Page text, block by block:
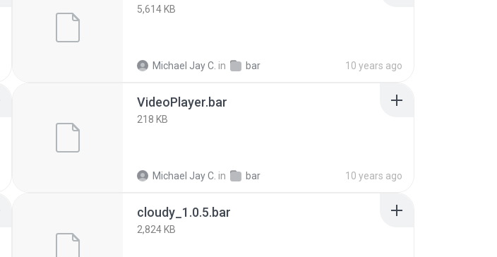
5,614 KB
Michael Jay C. in bar 10 years ago
VideoPlayer.bar
218 KB
Michael Jay C. in bar 10 years ago
cloudy_1.0.5.bar
2,824 KB